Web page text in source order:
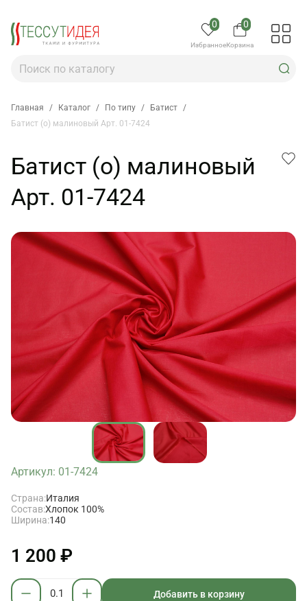
0
Избранное
0
Корзина
Главная / Каталог / По типу / Батист /
Батист (о) малиновый Арт. 01-7424
Батист (о) малиновый
Арт. 01-7424
Артикул: 01-7424
Страна:Италия
Состав:Хлопок 100%
Ширина:140
1 200 ₽
Добавить в корзину